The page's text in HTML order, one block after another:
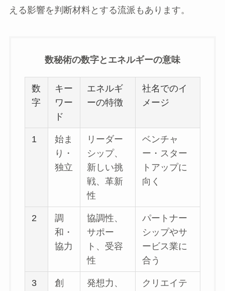
える影響を判断材料とする流派もあります。
数秘術の数字とエネルギーの意味
数
字
キー
ワー
ド
エネルギ
ーの特徴
社名でのイ
メージ
1
始ま
り・
独立
リーダー
シップ、
新しい挑
戦、革新
性
ベンチャ
ー・スター
トアップに
向く
2
調
和・
協力
協調性、
サポー
ト、受容
性
パートナー
シップやサ
ービス業に
合う
3
創
発想力、
クリエイテ